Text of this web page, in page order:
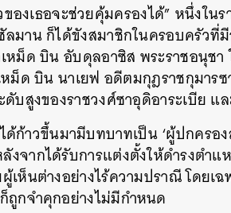
งเธอจะช่วยคุ้มครองได้” หนึ่งใน
าน ก็ได้ขังสมาชิกในครอบครัวที่มี
หม็ด บิน อับดุลอาซิส พระราชอนุช
ม็ด บิน นาเยฟ อดีตมกุฎราชกุมารซ
บสูงของราชวงศ์ซาอุดิอาระเบีย
ก้าวขึ้นมามีบทบาทเป็น ‘ผู้ปกครอ
งจากได้รับการแต่งตั้งให้ดำรงตำแ
เห็นต่างอย่างไร้ความปราณี โดยเ
ถูกจำคุกอย่างไม่มีกำหนด
TWEET LINE EMAIL